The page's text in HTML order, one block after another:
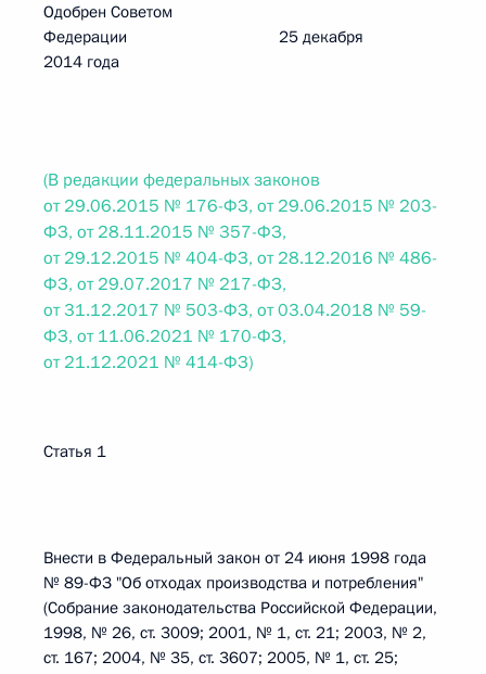
Одобрен Советом
Федерации 25 декабря
2014 года
(В редакции федеральных законов
от 29.06.2015 № 176-ФЗ, от 29.06.2015 № 203-
ФЗ, от 28.11.2015 № 357-ФЗ,
от 29.12.2015 № 404-ФЗ, от 28.12.2016 № 486-
ФЗ, от 29.07.2017 № 217-ФЗ,
от 31.12.2017 № 503-ФЗ, от 03.04.2018 № 59-
ФЗ, от 11.06.2021 № 170-ФЗ,
от 21.12.2021 № 414-ФЗ)
Статья 1
Внести в Федеральный закон от 24 июня 1998 года
№ 89-ФЗ "Об отходах производства и потребления"
(Собрание законодательства Российской Федерации,
1998, № 26, ст. 3009; 2001, № 1, ст. 21; 2003, № 2,
ст. 167; 2004, № 35, ст. 3607; 2005, № 1, ст. 25;